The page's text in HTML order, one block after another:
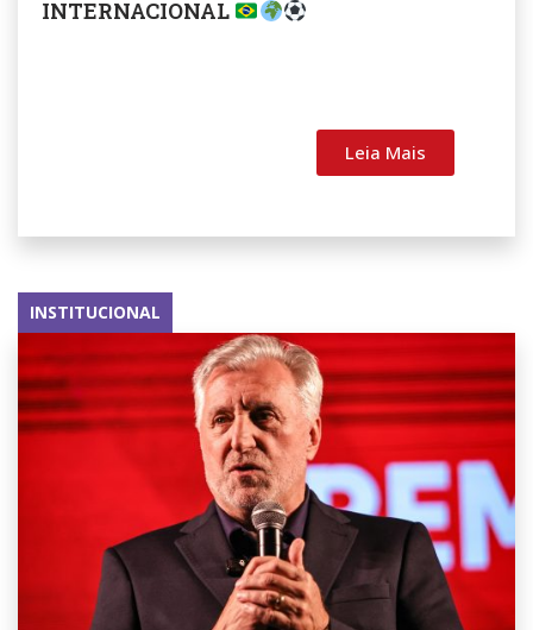
INTERNACIONAL
Leia Mais
INSTITUCIONAL